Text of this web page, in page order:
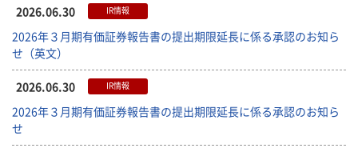
2026.06.30 IR情報
2026年３月期有価証券報告書の提出期限延長に係る承認のお知ら
せ（英文）
2026.06.30 IR情報
2026年３月期有価証券報告書の提出期限延長に係る承認のお知ら
せ